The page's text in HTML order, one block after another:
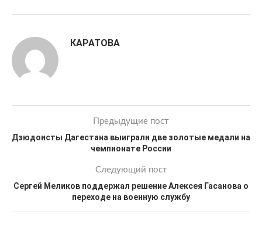
КАРАТОВА
Предыдущие пост
Дзюдоисты Дагестана выиграли две золотые медали на
чемпионате России
Следующий пост
Сергей Меликов поддержал решение Алексея Гасанова о
переходе на военную службу